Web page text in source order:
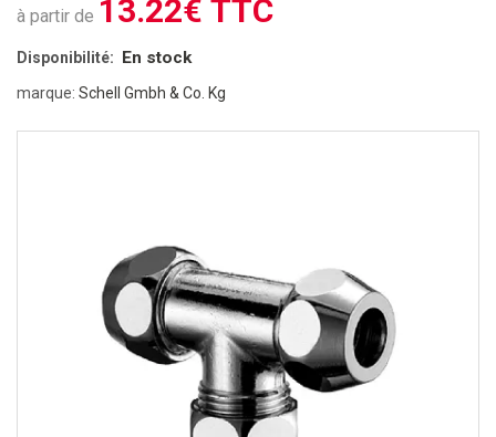
à partir de 13.22€ TTC
Disponibilité: En stock
marque: Schell Gmbh & Co. Kg